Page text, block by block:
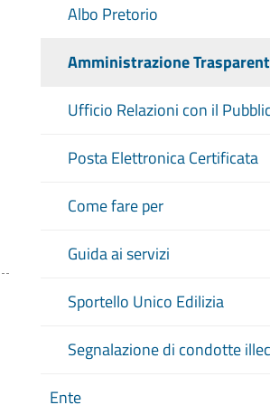
Albo Pretorio
Amministrazione
Ufficio Relazioni con il
Posta Elettronica Certificata
Come fare per
Guida ai servizi
Sportello Unico Edilizia
Segnalazione di condotte
Ente